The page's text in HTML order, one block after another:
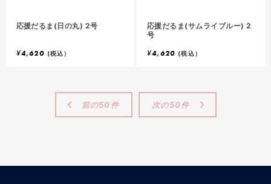
応援だるま(日の丸) 2号
¥4,620 (税込）
応援だるま(サムライブルー) 2
号
¥4,620 (税込）
前の50件 次の50件